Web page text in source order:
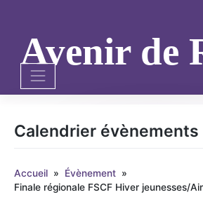
Avenir de
Calendrier évènements
Accueil » Évènement »
Finale régionale FSCF Hiver jeunesses/